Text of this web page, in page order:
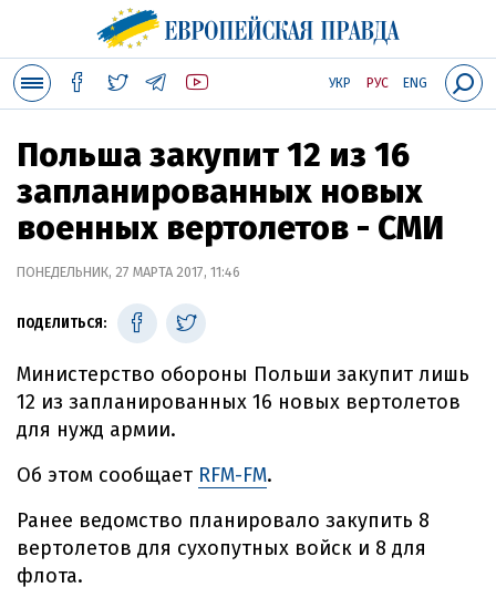
УКР РУС ENG
Польша закупит 12 из 16
запланированных новых
военных вертолетов - СМИ
ПОНЕДЕЛЬНИК, 27 МАРТА 2017, 11:46
ПОДЕЛИТЬСЯ:
Министерство обороны Польши закупит лишь
12 из запланированных 16 новых вертолетов
для нужд армии.
Об этом сообщает RFM-FM.
Ранее ведомство планировало закупить 8
вертолетов для сухопутных войск и 8 для
флота.